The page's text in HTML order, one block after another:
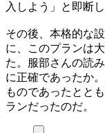
入しよう」と即断し
その後、本格的な
に、このプランは
た。服部さんの読
に正確であったか
ものであったとと
ランだったのだ。